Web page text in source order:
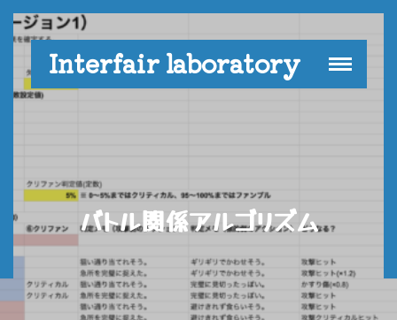
Interfair laboratory
バトル関係アルゴリズム